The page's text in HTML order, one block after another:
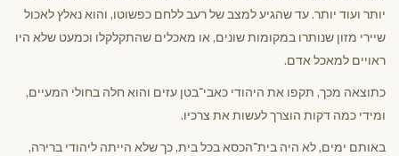
יותר ועוד יותר. עד שהגיע למצב של רעב ללחם כפשוטו, והוא נאלץ לאכול
שיירי מזון שנותרו במקומות שונים, או מאכלים שהתקלקלו וכמעט שלא היו
ראויים למאכל אדם.
כתוצאה מכך, תקפו את היהודי כאבי־בטן עזים והוא חלה בחולי המעיים,
ומידי כמה דקות הוצרך לעשות את צרכיו.
באותם ימים, לא היה בית־הכסא בכל בית, כך שלא הייתה ליהודי ברירה,